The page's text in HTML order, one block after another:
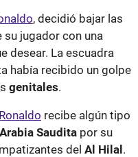
, decidió bajar las
jugador con una
desear. La escuadra
había recibido un golpe
genitales.
recibe algún tipo
Arabia Saudita por su
del Al Hilal.